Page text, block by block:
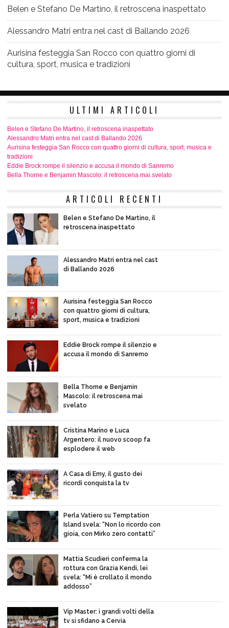
Belen e Stefano De Martino, il retroscena inaspettato
Alessandro Matri entra nel cast di Ballando 2026
Aurisina festeggia San Rocco con quattro giorni di
cultura, sport, musica e tradizioni
ULTIMI ARTICOLI
Belen e Stefano De Martino, il retroscena inaspettato
Alessandro Matri entra nel cast di Ballando 2026
Aurisina festeggia San Rocco con quattro giorni di cultura, sport, musica e
tradizioni
Eddie Brock rompe il silenzio e accusa il mondo di Sanremo
Bella Thorne e Benjamin Mascolo: il retroscena mai svelato
ARTICOLI RECENTI
Belen e Stefano De Martino, il
retroscena inaspettato
Alessandro Matri entra nel cast
di Ballando 2026
Aurisina festeggia San Rocco
con quattro giorni di cultura,
sport, musica e tradizioni
Eddie Brock rompe il silenzio e
accusa il mondo di Sanremo
Bella Thorne e Benjamin
Mascolo: il retroscena mai
svelato
Cristina Marino e Luca
Argentero: il nuovo scoop fa
esplodere il web
A Casa di Emy, il gusto dei
ricordi conquista la tv
Perla Vatiero su Temptation
Island svela: “Non lo ricordo con
gioia, con Mirko zero contatti”
Mattia Scudieri conferma la
rottura con Grazia Kendi, lei
svela: “Mi è crollato il mondo
addosso”
Vip Master: i grandi volti della
tv si sfidano a Cervia